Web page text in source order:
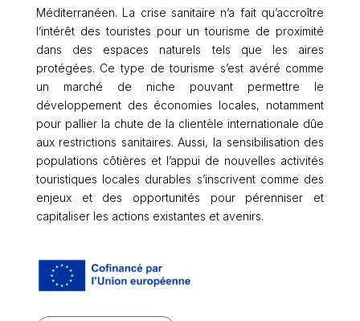
Méditerranéen. La crise sanitaire n’a fait qu’accroître
l’intérêt des touristes pour un tourisme de proximité
dans des espaces naturels tels que les aires
protégées. Ce type de tourisme s’est avéré comme
un marché de niche pouvant permettre le
développement des économies locales, notamment
pour pallier la chute de la clientèle internationale dûe
aux restrictions sanitaires. Aussi, la sensibilisation des
populations côtières et l’appui de nouvelles activités
touristiques locales durables s’inscrivent comme des
enjeux et des opportunités pour pérenniser et
capitaliser les actions existantes et avenirs.